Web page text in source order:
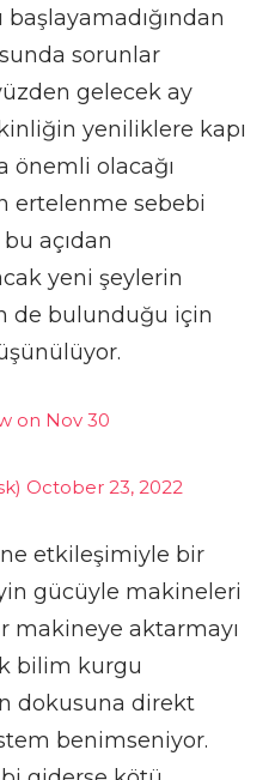
başlayamadığından
sorunlar
gelecek ay
yeniliklere kapı
önemli olacağı
ertelenme sebebi
açıdan
yeni şeylerin
de bulunduğu için
on Nov 30
October 23, 2022
etkileşimiyle bir
gücüyle makineleri
makineye aktarmayı
bilim kurgu
dokusuna direkt
benimseniyor.